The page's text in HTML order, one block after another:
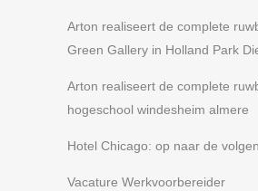
Arton realiseert de complete
Green Gallery in Holland Park
Arton realiseert de complete
hogeschool windesheim almere
Hotel Chicago: op naar de
Vacature Werkvoorbereider